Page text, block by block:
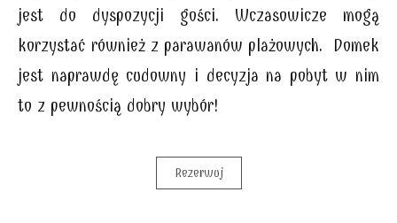
jest do dyspozycji gości. Wczasowicze mogą
korzystać również z parawanów plażowych. Domek
jest naprawdę cudowny i decyzja na pobyt w nim
to z pewnością dobry wybór!
Rezerwuj